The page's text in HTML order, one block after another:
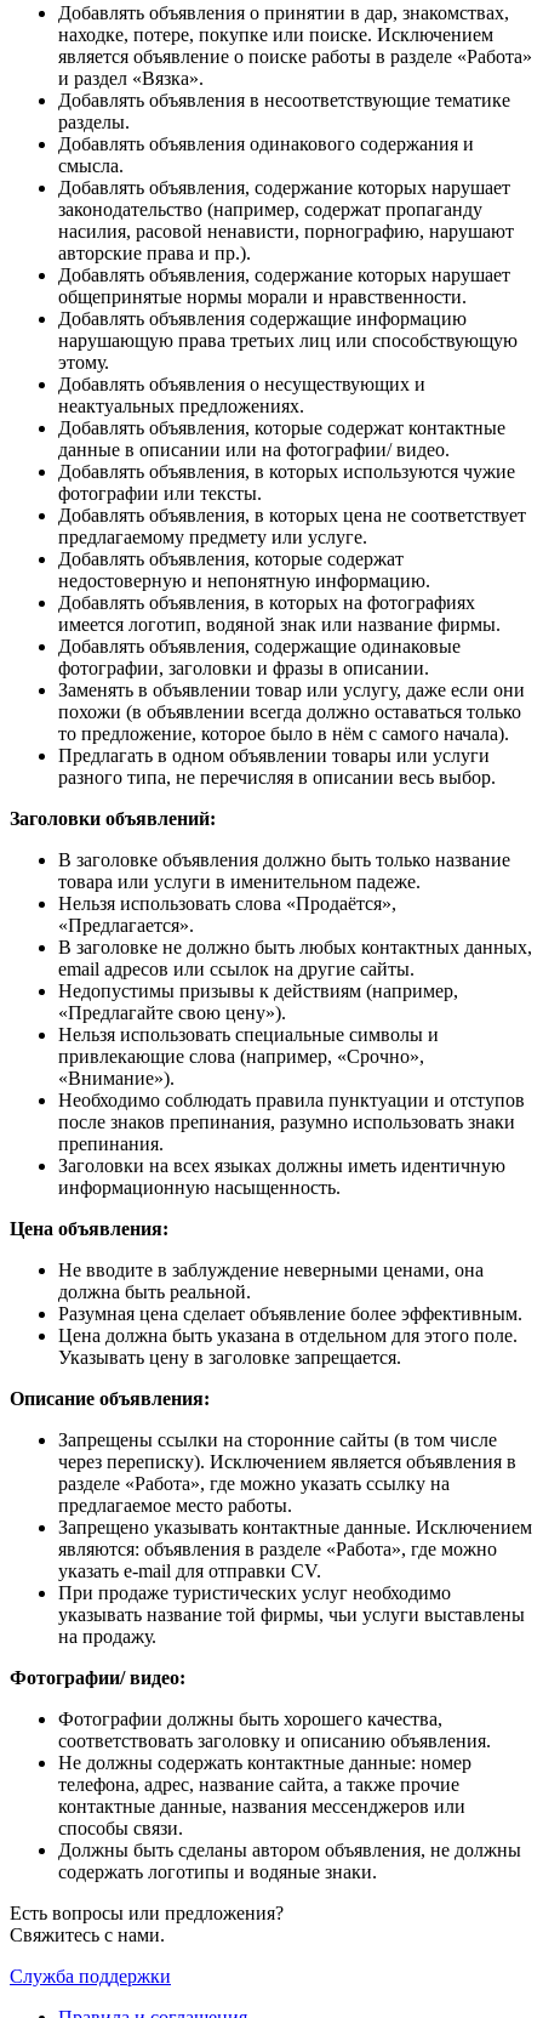
Добавлять объявления о принятии в дар, знакомствах,
находке, потере, покупке или поиске. Исключением
является объявление о поиске работы в разделе «Работа»
и раздел «Вязка».
Добавлять объявления в несоответствующие тематике
разделы.
Добавлять объявления одинакового содержания и
смысла.
Добавлять объявления, содержание которых нарушает
законодательство (например, содержат пропаганду
насилия, расовой ненависти, порнографию, нарушают
авторские права и пр.).
Добавлять объявления, содержание которых нарушает
общепринятые нормы морали и нравственности.
Добавлять объявления содержащие информацию
нарушающую права третьих лиц или способствующую
этому.
Добавлять объявления о несуществующих и
неактуальных предложениях.
Добавлять объявления, которые содержат контактные
данные в описании или на фотографии/ видео.
Добавлять объявления, в которых используются чужие
фотографии или тексты.
Добавлять объявления, в которых цена не соответствует
предлагаемому предмету или услуге.
Добавлять объявления, которые содержат
недостоверную и непонятную информацию.
Добавлять объявления, в которых на фотографиях
имеется логотип, водяной знак или название фирмы.
Добавлять объявления, содержащие одинаковые
фотографии, заголовки и фразы в описании.
Заменять в объявлении товар или услугу, даже если они
похожи (в объявлении всегда должно оставаться только
то предложение, которое было в нём с самого начала).
Предлагать в одном объявлении товары или услуги
разного типа, не перечисляя в описании весь выбор.
Заголовки объявлений:
В заголовке объявления должно быть только название
товара или услуги в именительном падеже.
Нельзя использовать слова «Продаётся»,
«Предлагается».
В заголовке не должно быть любых контактных данных,
email адресов или ссылок на другие сайты.
Недопустимы призывы к действиям (например,
«Предлагайте свою цену»).
Нельзя использовать специальные символы и
привлекающие слова (например, «Срочно»,
«Внимание»).
Необходимо соблюдать правила пунктуации и отступов
после знаков препинания, разумно использовать знаки
препинания.
Заголовки на всех языках должны иметь идентичную
информационную насыщенность.
Цена объявления:
Не вводите в заблуждение неверными ценами, она
должна быть реальной.
Разумная цена сделает объявление более эффективным.
Цена должна быть указана в отдельном для этого поле.
Указывать цену в заголовке запрещается.
Описание объявления:
Запрещены ссылки на сторонние сайты (в том числе
через переписку). Исключением является объявления в
разделе «Работа», где можно указать ссылку на
предлагаемое место работы.
Запрещено указывать контактные данные. Исключением
являются: объявления в разделе «Работа», где можно
указать e-mail для отправки CV.
При продаже туристических услуг необходимо
указывать название той фирмы, чьи услуги выставлены
на продажу.
Фотографии/ видео:
Фотографии должны быть хорошего качества,
соответствовать заголовку и описанию объявления.
Не должны содержать контактные данные: номер
телефона, адрес, название сайта, а также прочие
контактные данные, названия мессенджеров или
способы связи.
Должны быть сделаны автором объявления, не должны
содержать логотипы и водяные знаки.
Есть вопросы или предложения?
Свяжитесь с нами.
Служба поддержки